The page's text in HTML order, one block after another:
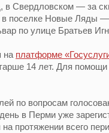
в Свердловском — за
в поселке Новые Ляды
по улице Братьев
на платформе
14 лет. Для
по вопросам
в Перми уже
протяжении всего